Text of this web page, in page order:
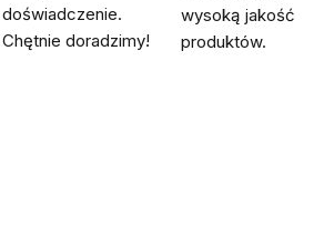
doświadczenie.
Chętnie doradzimy!
wysoką jakość
produktów.